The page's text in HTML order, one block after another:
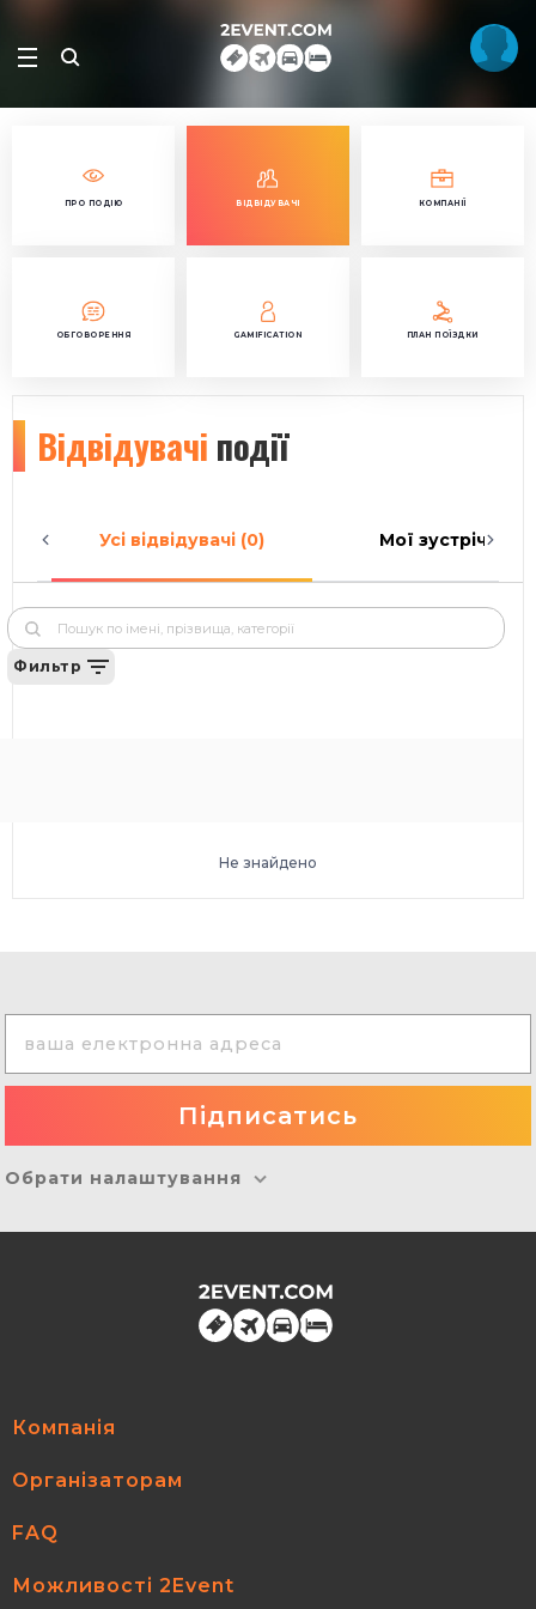
ПРО ПОДІЮ ВІДВІДУВАЧІ КОМПАНІЇ
ОБГОВОРЕННЯ GAMIFICATION ПЛАН ПОЇЗДКИ
Відвідувачі події
Усі відвідувачі (0) Мої зустрічі (0)
Фильтр
Не знайдено
Обрати налаштування
Компанія
Організаторам
FAQ
Можливості 2Event